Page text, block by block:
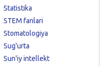
Statistika
STEM fanlari
Stomatologiya
Sug'urta
Sun'iy intellekt